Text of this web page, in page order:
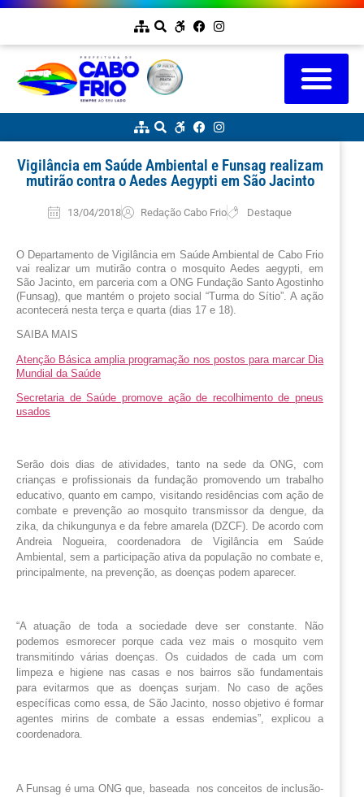
Vigilância em Saúde Ambiental e Funsag realizam
mutirão contra o Aedes Aegypti em São Jacinto
13/04/2018 Redação Cabo Frio Destaque
O Departamento de Vigilância em Saúde Ambiental de Cabo Frio
vai realizar um mutirão contra o mosquito Aedes aegypti, em
São Jacinto, em parceria com a ONG Fundação Santo Agostinho
(Funsag), que mantém o projeto social “Turma do Sítio”. A ação
acontecerá nesta terça e quarta (dias 17 e 18).
SAIBA MAIS
Atenção Básica amplia programação nos postos para marcar Dia
Mundial da Saúde
Secretaria de Saúde promove ação de recolhimento de pneus
usados
Serão dois dias de atividades, tanto na sede da ONG, com
crianças e profissionais da fundação promovendo um trabalho
educativo, quanto em campo, visitando residências com ação de
combate e prevenção ao mosquito transmissor da dengue, da
zika, da chikungunya e da febre amarela (DZCF). De acordo com
Andreia Nogueira, coordenadora de Vigilância em Saúde
Ambiental, sem a participação ativa da população no combate e,
principalmente, na prevenção, as doenças podem aparecer.
“A atuação de toda a sociedade deve ser constante. Não
podemos esmorecer porque cada vez mais o mosquito vem
transmitindo várias doenças. Os cuidados de cada um com
limpeza e higiene nas casas e nos bairros são fundamentais
para evitarmos que as doenças surjam. No caso de ações
específicas como essa, de São Jacinto, nosso objetivo é formar
agentes mirins de combate a essas endemias”, explicou a
coordenadora.
A Funsag é uma ONG que, baseada nos conceitos de inclusão-